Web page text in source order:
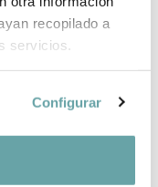
recopilado a
servicios.
Configurar
VIEWED